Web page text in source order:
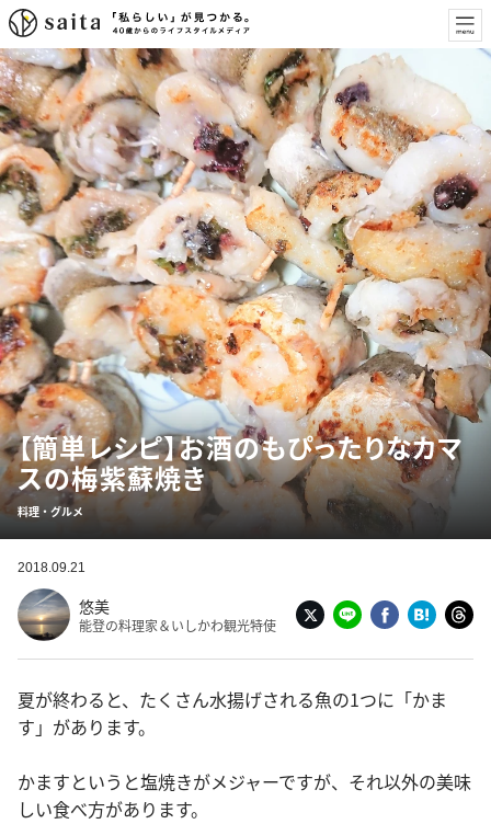
【簡単レシピ】お酒のもぴったりなカマ
スの梅紫蘇焼き
料理・グルメ
2018.09.21
悠美
能登の料理家＆いしかわ観光特使
夏が終わると、たくさん水揚げされる魚の1つに「かま
す」があります。
かますというと塩焼きがメジャーですが、それ以外の美味
しい食べ方があります。